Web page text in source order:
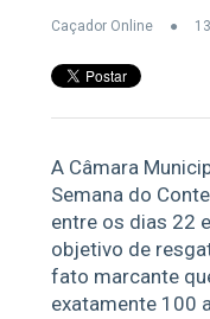
Caçador Online
A Câmara
Semana do
entre os dias 22
objetivo de
fato marcante
exatamente 100